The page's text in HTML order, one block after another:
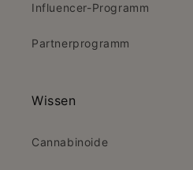
Influencer-Programm
Partnerprogramm
Wissen
Cannabinoide